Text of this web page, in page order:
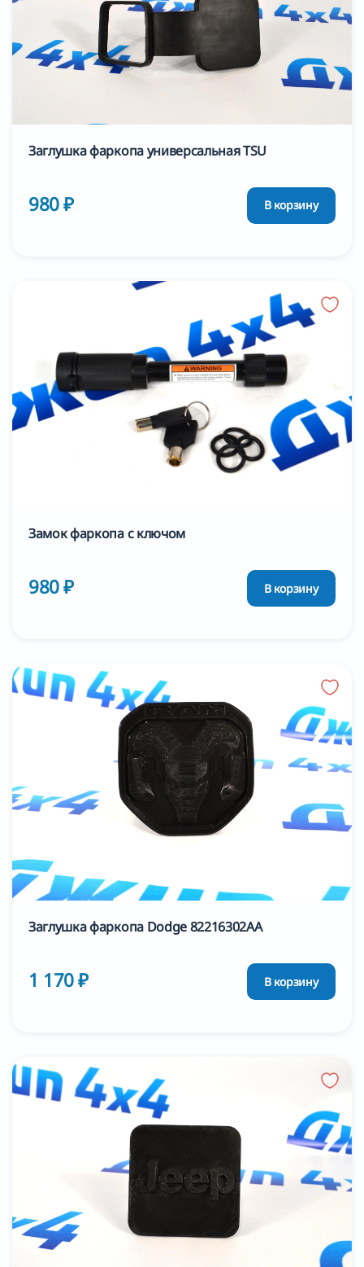
Заглушка фаркопа универсальная TSU
980 ₽ В корзину
Замок фаркопа с ключом
980 ₽ В корзину
Заглушка фаркопа Dodge 82216302AA
1 170 ₽ В корзину